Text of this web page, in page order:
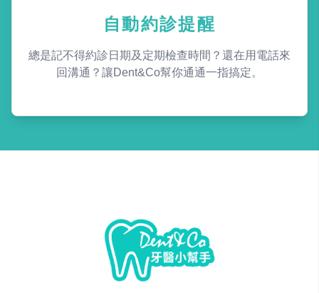
自動約診提醒
總是記不得約診日期及定期檢查時間？還在用電話來
回溝通？讓Dent&Co幫你通通一指搞定。